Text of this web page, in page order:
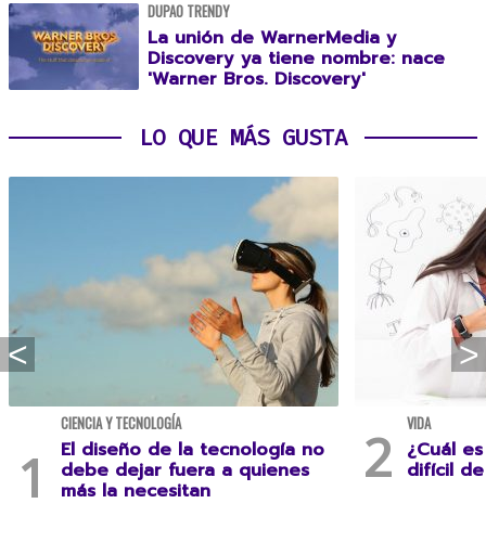
DUPAO TRENDY
La unión de WarnerMedia y
Discovery ya tiene nombre: nace
'Warner Bros. Discovery'
LO QUE MÁS GUSTA
CIENCIA Y TECNOLOGÍA
El diseño de la tecnología no
debe dejar fuera a quienes
más la necesitan
VIDA
¿Cuál
difícil